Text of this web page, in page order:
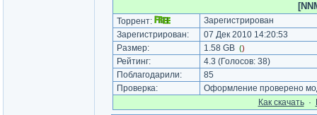
Торрент:
Зарегистрирован
Зарегистрирован:
07 Дек 2010 14:20:53
Размер:
1.58 GB ()
Рейтинг: 4.3 (Голосов: 38)
Поблагодарили:
85
Проверка:
Оформление проверено
Как cкачать·